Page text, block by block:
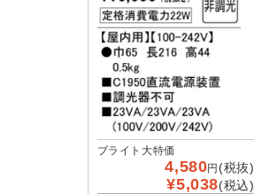
ブライト大特価
4,580円 (税抜)
¥5,038(税込)